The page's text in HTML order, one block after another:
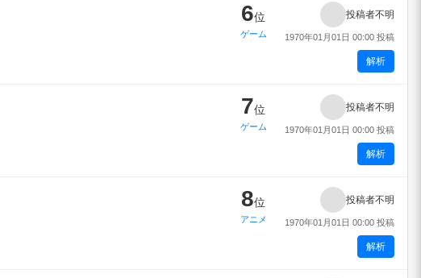
6位
ゲーム
投稿者不明
1970年01月01日 00:00 投稿
解析
7位
ゲーム
投稿者不明
1970年01月01日 00:00 投稿
解析
8位
アニメ
投稿者不明
1970年01月01日 00:00 投稿
解析